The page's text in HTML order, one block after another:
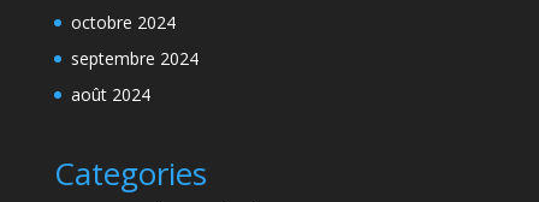
octobre 2024
septembre 2024
août 2024
Categories